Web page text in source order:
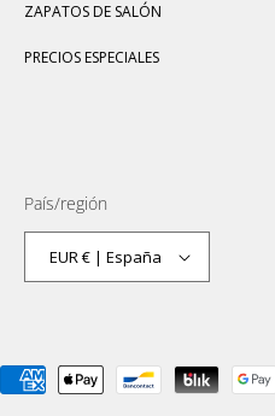
ZAPATOS DE SALÓN
PRECIOS ESPECIALES
País/región
EUR € | España
Formas